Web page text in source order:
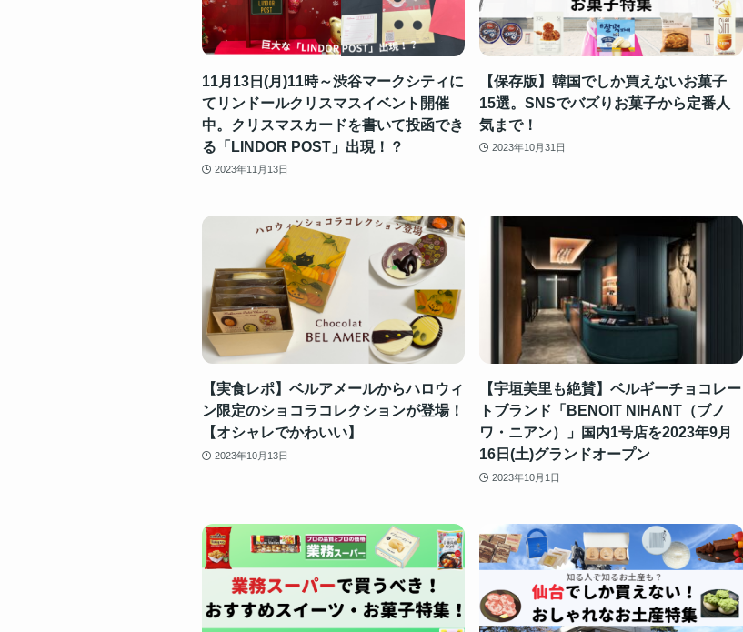
11月13日(月)11時～渋谷マークシティに
てリンドールクリスマスイベント開催
中。クリスマスカードを書いて投函でき
る「LINDOR POST」出現！？
2023年11月13日
【保存版】韓国でしか買えないお菓子
15選。SNSでバズりお菓子から定番人
気まで！
2023年10月31日
【実食レポ】ベルアメールからハロウィ
ン限定のショコラコレクションが登場！
【オシャレでかわいい】
2023年10月13日
【宇垣美里も絶賛】ベルギーチョコレー
トブランド「BENOIT NIHANT（ブノ
ワ・ニアン）」国内1号店を2023年9月
16日(土)グランドオープン
2023年10月1日